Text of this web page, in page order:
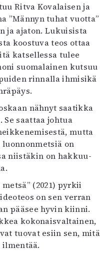
Ritva Kovalaisen ja
”Männyn tuhat vuotta”
ja ajaton. Lukuisista
koostuva teos ottaa
katsellessa tulee
suomalainen kutsuu
rinnalla ihmisikä
nähnyt saatikka
saattaa johtua
mutta
on
niistäkin on hakkuu-
(2021) pyrkii
on sen verran
pääsee hyvin kiinni.
kokonaisvaltainen,
tuovat esiin sen, mitä